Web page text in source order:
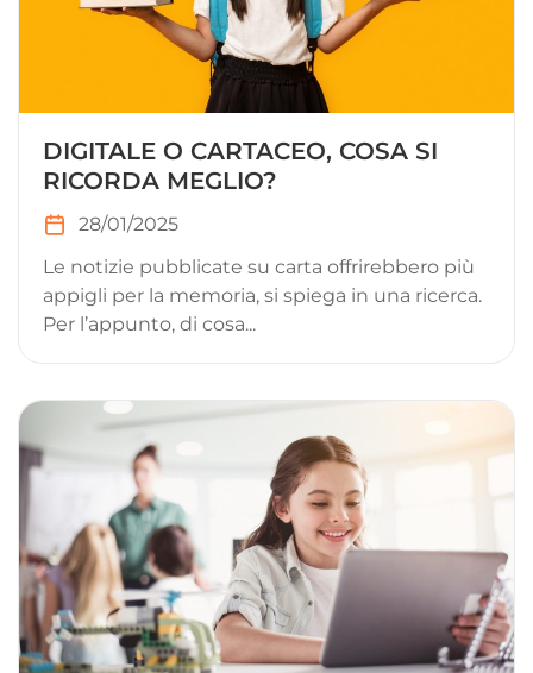
DIGITALE O CARTACEO, COSA SI
RICORDA MEGLIO?
28/01/2025
Le notizie pubblicate su carta offrirebbero più
appigli per la memoria, si spiega in una ricerca.
Per l’appunto, di cosa...